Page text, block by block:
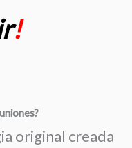
!
original creada